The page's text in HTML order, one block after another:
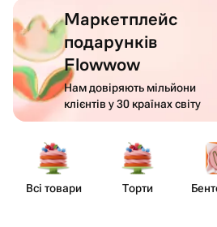
Маркетплейс
подарунків
Flowwow
Нам довіряють мільйони
клієнтів у 30 країнах світу
Всі товари Торти